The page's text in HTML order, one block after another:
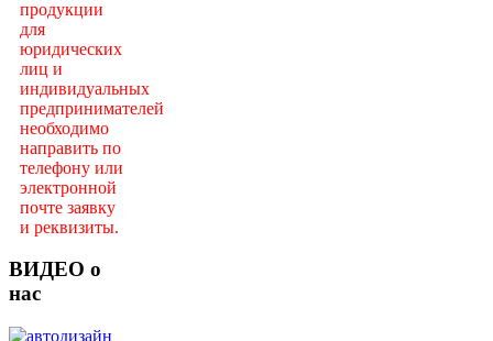
продукции
для
юридических
лиц и
индивидуальных
предпринимателей
необходимо
направить по
телефону или
электронной
почте заявку
и реквизиты.
ВИДЕО о
нас